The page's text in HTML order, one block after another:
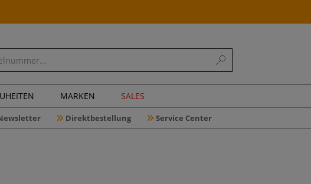
MARKEN SALES
Direktbestellung Service Center